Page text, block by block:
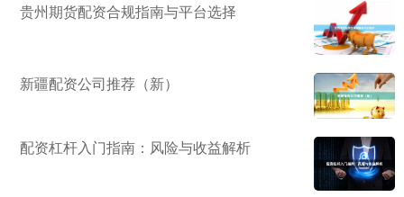
贵州期货配资合规指南与平台选择
新疆配资公司推荐（新）
配资杠杆入门指南：风险与收益解析